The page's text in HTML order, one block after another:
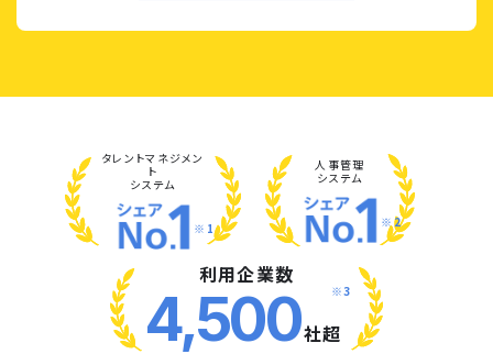
タレントマネジメン
ト
システム
※1
人事管理
システム
※2
利用企業数
4,500社超
※3